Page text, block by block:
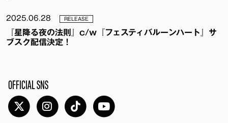
2025.06.28 RELEASE
『星降る夜の法則』c/w『フェスティバルーンハート』サ
ブスク配信決定！
OFFICIAL SNS